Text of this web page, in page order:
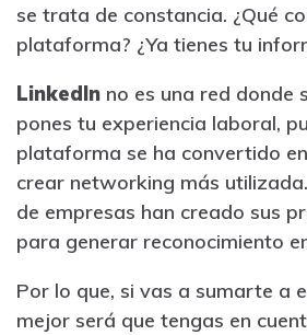
se trata de constancia. ¿Qué
plataforma? ¿Ya tienes tu
LinkedIn no es una red donde
pones tu experiencia laboral,
plataforma se ha convertido
crear networking más
de empresas han creado sus
para generar reconocimiento
Por lo que, si vas a sumarte a
mejor será que tengas en